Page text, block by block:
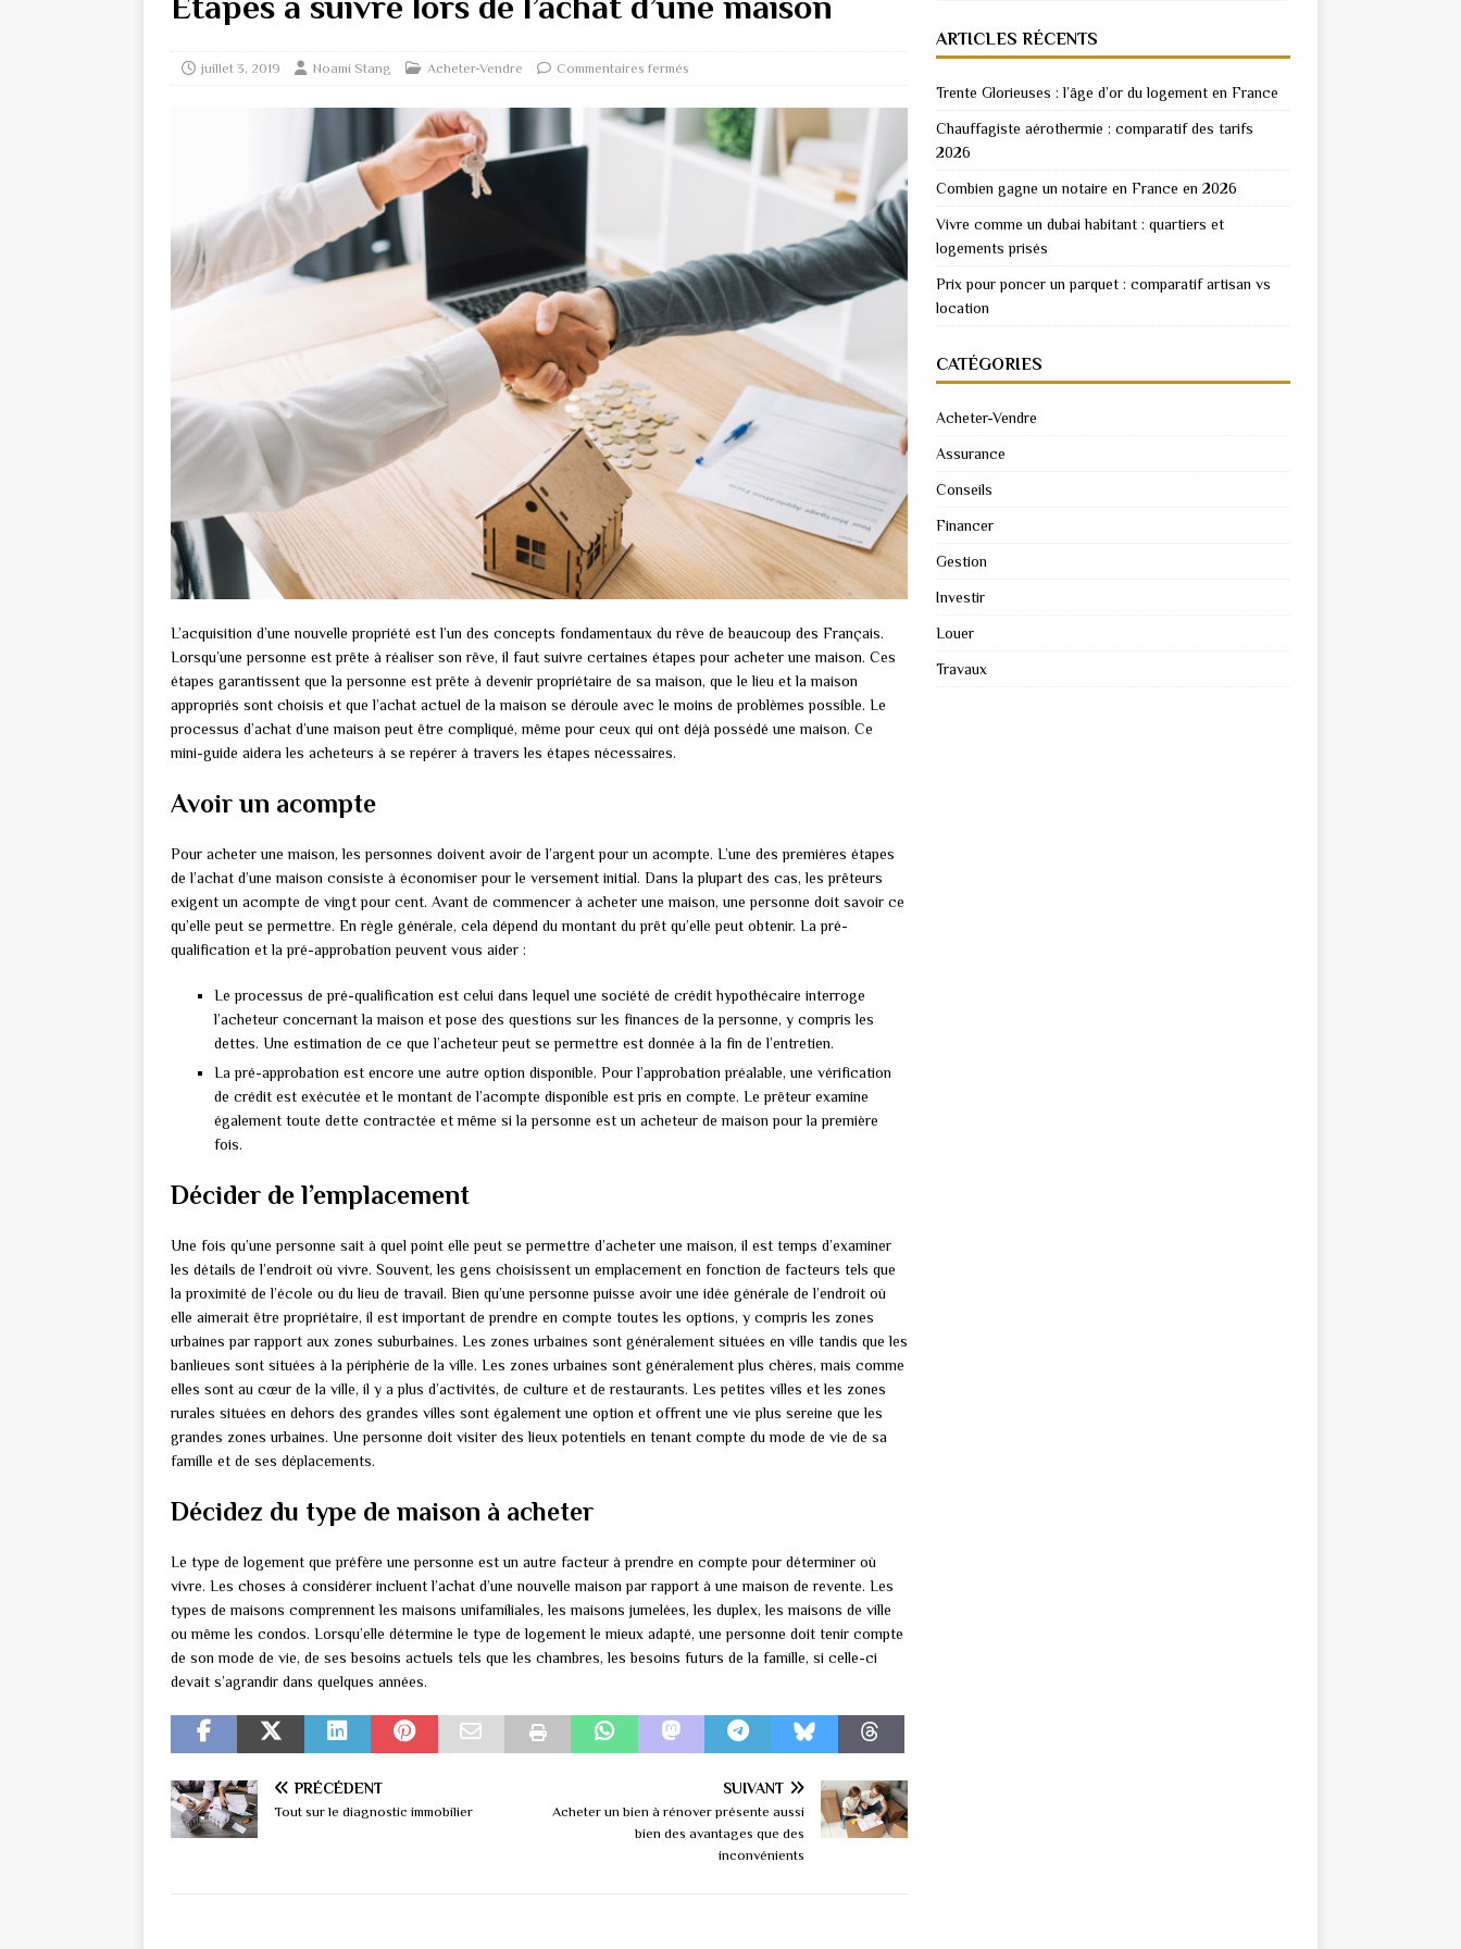
juillet 3, 2019 Noami Stang Acheter-Vendre Commentaires fermés
L’acquisition d’une nouvelle propriété est l’un des concepts fondamentaux du rêve de beaucoup des Français.
Lorsqu’une personne est prête à réaliser son rêve, il faut suivre certaines étapes pour acheter une maison. Ces
étapes garantissent que la personne est prête à devenir propriétaire de sa maison, que le lieu et la maison
appropriés sont choisis et que l’achat actuel de la maison se déroule avec le moins de problèmes possible. Le
processus d’achat d’une maison peut être compliqué, même pour ceux qui ont déjà possédé une maison. Ce
mini-guide aidera les acheteurs à se repérer à travers les étapes nécessaires.
Avoir un acompte
Pour acheter une maison, les personnes doivent avoir de l’argent pour un acompte. L’une des premières étapes
de l’achat d’une maison consiste à économiser pour le versement initial. Dans la plupart des cas, les prêteurs
exigent un acompte de vingt pour cent. Avant de commencer à acheter une maison, une personne doit savoir ce
qu’elle peut se permettre. En règle générale, cela dépend du montant du prêt qu’elle peut obtenir. La pré-
qualification et la pré-approbation peuvent vous aider :
Le processus de pré-qualification est celui dans lequel une société de crédit hypothécaire interroge
l’acheteur concernant la maison et pose des questions sur les finances de la personne, y compris les
dettes. Une estimation de ce que l’acheteur peut se permettre est donnée à la fin de l’entretien.
La pré-approbation est encore une autre option disponible. Pour l’approbation préalable, une vérification
de crédit est exécutée et le montant de l’acompte disponible est pris en compte. Le prêteur examine
également toute dette contractée et même si la personne est un acheteur de maison pour la première
fois.
Décider de l’emplacement
Une fois qu’une personne sait à quel point elle peut se permettre d’acheter une maison, il est temps d’examiner
les détails de l’endroit où vivre. Souvent, les gens choisissent un emplacement en fonction de facteurs tels que
la proximité de l’école ou du lieu de travail. Bien qu’une personne puisse avoir une idée générale de l’endroit où
elle aimerait être propriétaire, il est important de prendre en compte toutes les options, y compris les zones
urbaines par rapport aux zones suburbaines. Les zones urbaines sont généralement situées en ville tandis que les
banlieues sont situées à la périphérie de la ville. Les zones urbaines sont généralement plus chères, mais comme
elles sont au cœur de la ville, il y a plus d’activités, de culture et de restaurants. Les petites villes et les zones
rurales situées en dehors des grandes villes sont également une option et offrent une vie plus sereine que les
grandes zones urbaines. Une personne doit visiter des lieux potentiels en tenant compte du mode de vie de sa
famille et de ses déplacements.
Décidez du type de maison à acheter
Le type de logement que préfère une personne est un autre facteur à prendre en compte pour déterminer où
vivre. Les choses à considérer incluent l’achat d’une nouvelle maison par rapport à une maison de revente. Les
types de maisons comprennent les maisons unifamiliales, les maisons jumelées, les duplex, les maisons de ville
ou même les condos. Lorsqu’elle détermine le type de logement le mieux adapté, une personne doit tenir compte
de son mode de vie, de ses besoins actuels tels que les chambres, les besoins futurs de la famille, si celle-ci
devait s’agrandir dans quelques années.
PRÉCÉDENT
Tout sur le diagnostic immobilier
SUIVANT
Acheter un bien à rénover présente aussi
bien des avantages que des
inconvénients
ARTICLES RÉCENTS
Trente Glorieuses : l’âge d’or du logement en France
Chauffagiste aérothermie : comparatif des tarifs
2026
Combien gagne un notaire en France en 2026
Vivre comme un dubai habitant : quartiers et
logements prisés
Prix pour poncer un parquet : comparatif artisan vs
location
CATÉGORIES
Acheter-Vendre
Assurance
Conseils
Financer
Gestion
Investir
Louer
Travaux